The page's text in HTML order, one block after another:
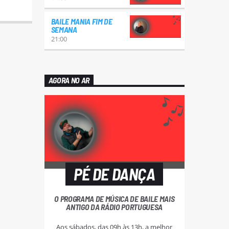
BAILE MANIA FIM DE
SEMANA
21:00
AGORA NO AR
PÉ DE DANÇA
O PROGRAMA DE MÚSICA DE BAILE MAIS
ANTIGO DA RÁDIO PORTUGUESA
Aos sábados, das 09h às 13h, a melhor